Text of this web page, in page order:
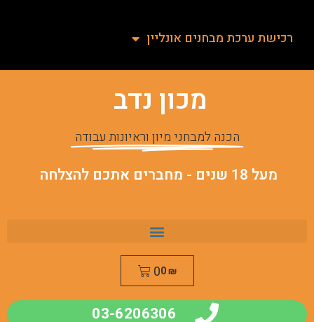
רכישת ערכת מבחנים אונליין
מכון נדב
הכנה למבחני מיון וראיונות עבודה
מעל 18 שנים - מחברים אתכם להצלחה
0₪
0
03-6206306